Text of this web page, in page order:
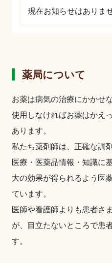
現在お知らせはありませ
薬局について
お薬は病気の治療にかかせ
使用しなければお薬はかえ
あります。
私たち薬剤師は、正確な調
医療・医薬品情報・知識に
大の効果が得られるよう医
ています。
医師や看護師よりも患者さ
が、目立たないところで患
す。